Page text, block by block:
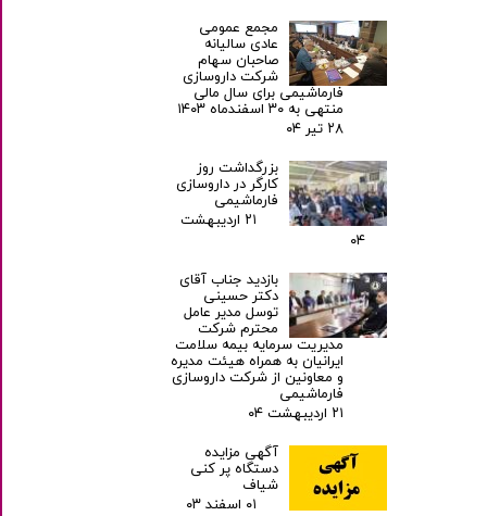
مجمع عمومی
عادی سالیانه
صاحبان سهام
شرکت داروسازی
فارماشیمی برای سال مالی
منتهی به ۳۰ اسفندماه ۱۴۰۳
۲۸ تیر ۰۴
بزرگداشت روز
کارگر در داروسازی
فارماشیمی
۲۱ اردیبهشت
۰۴
بازدید جناب آقای
دکتر حسینی
توسل مدیر عامل
محترم شرکت
مدیریت سرمایه بیمه سلامت
ایرانیان به همراه هیئت مدیره
و معاونین از شرکت داروسازی
فارماشیمی
۲۱ اردیبهشت ۰۴
آگهی مزایده
دستگاه پر کنی
شیاف
۰۱ اسفند ۰۳